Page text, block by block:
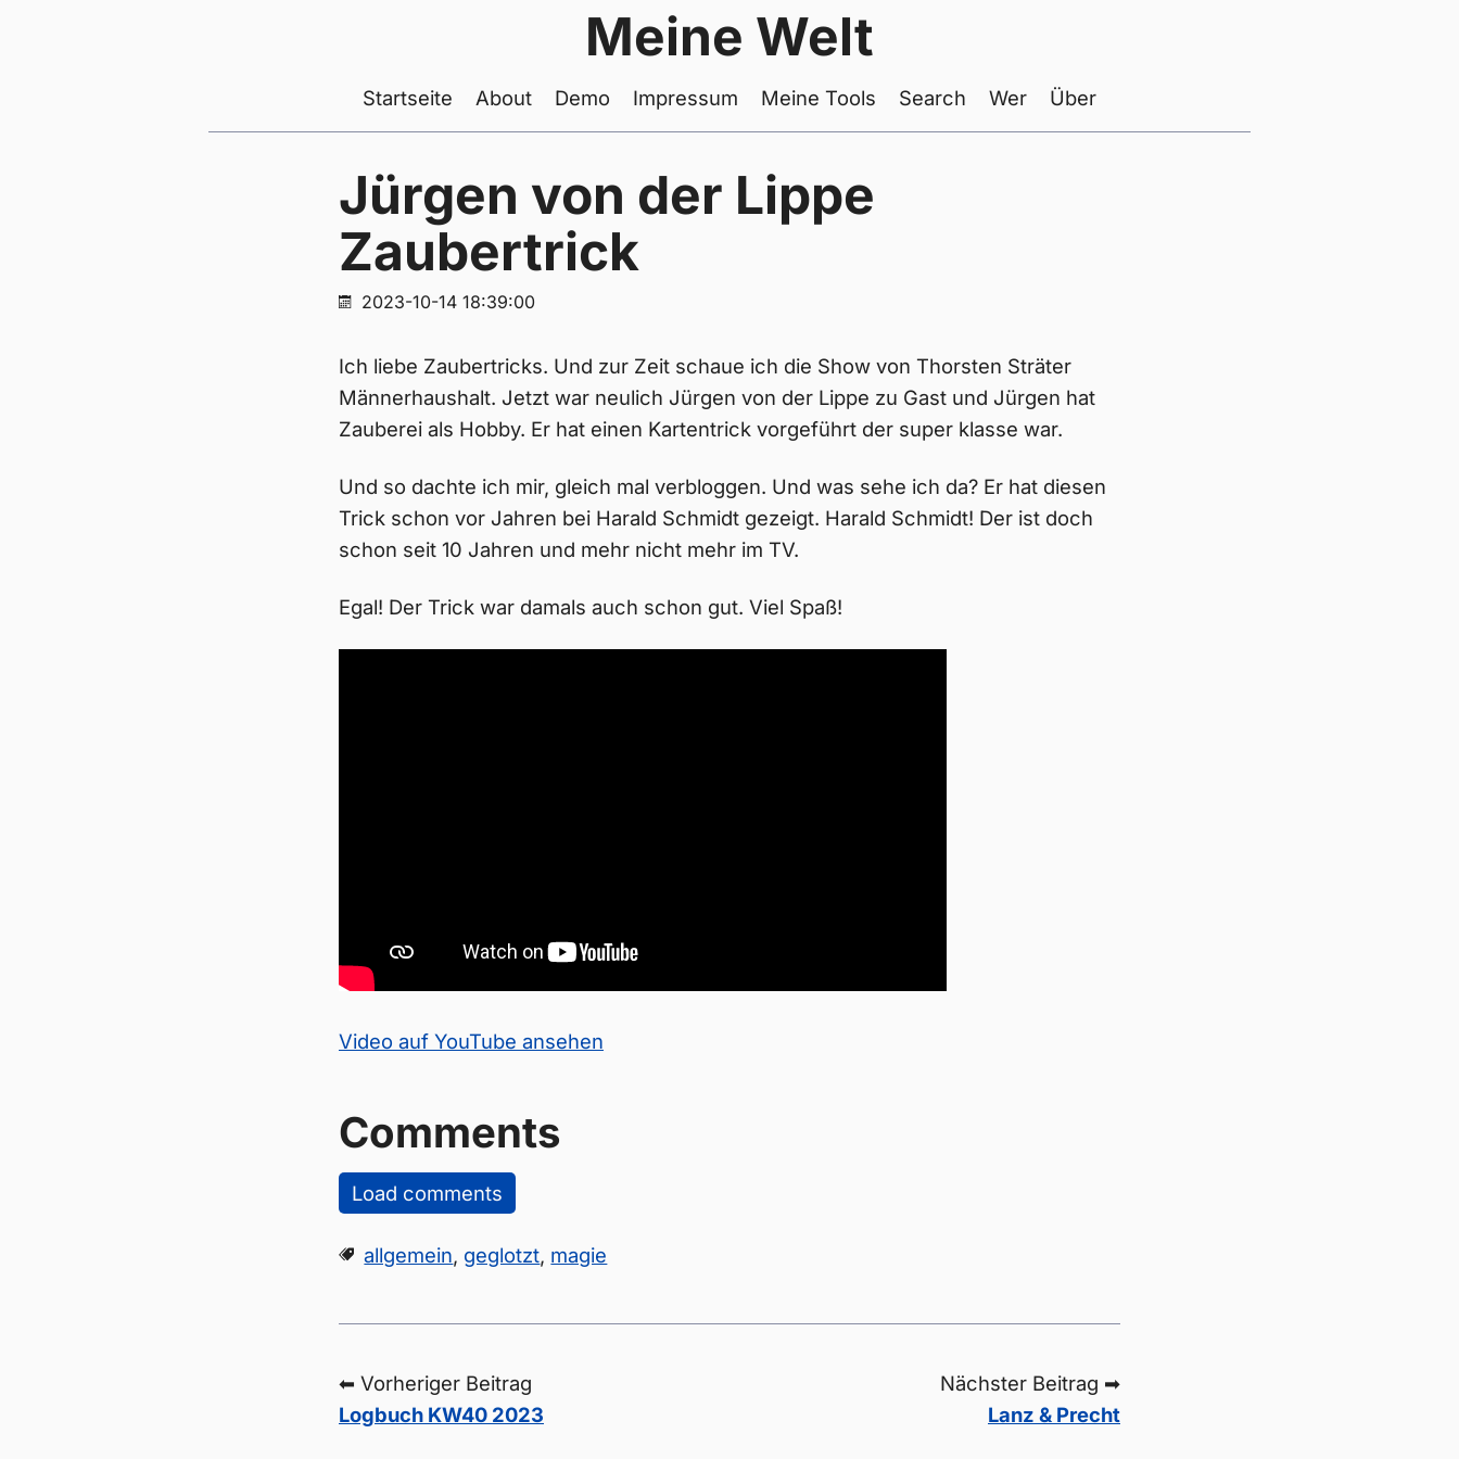
Meine Welt
Startseite About Demo Impressum Meine Tools Search Wer Über
Jürgen von der Lippe
Zaubertrick
2023-10-14 18:39:00
Ich liebe Zaubertricks. Und zur Zeit schaue ich die Show von Thorsten Sträter
Männerhaushalt. Jetzt war neulich Jürgen von der Lippe zu Gast und Jürgen hat
Zauberei als Hobby. Er hat einen Kartentrick vorgeführt der super klasse war.
Und so dachte ich mir, gleich mal verbloggen. Und was sehe ich da? Er hat diesen
Trick schon vor Jahren bei Harald Schmidt gezeigt. Harald Schmidt! Der ist doch
schon seit 10 Jahren und mehr nicht mehr im TV.
Egal! Der Trick war damals auch schon gut. Viel Spaß!
Video auf YouTube ansehen
Comments
Load comments
allgemein, geglotzt, magie
⬅ Vorheriger Beitrag
Logbuch KW40 2023
Nächster Beitrag ➡
Lanz & Precht